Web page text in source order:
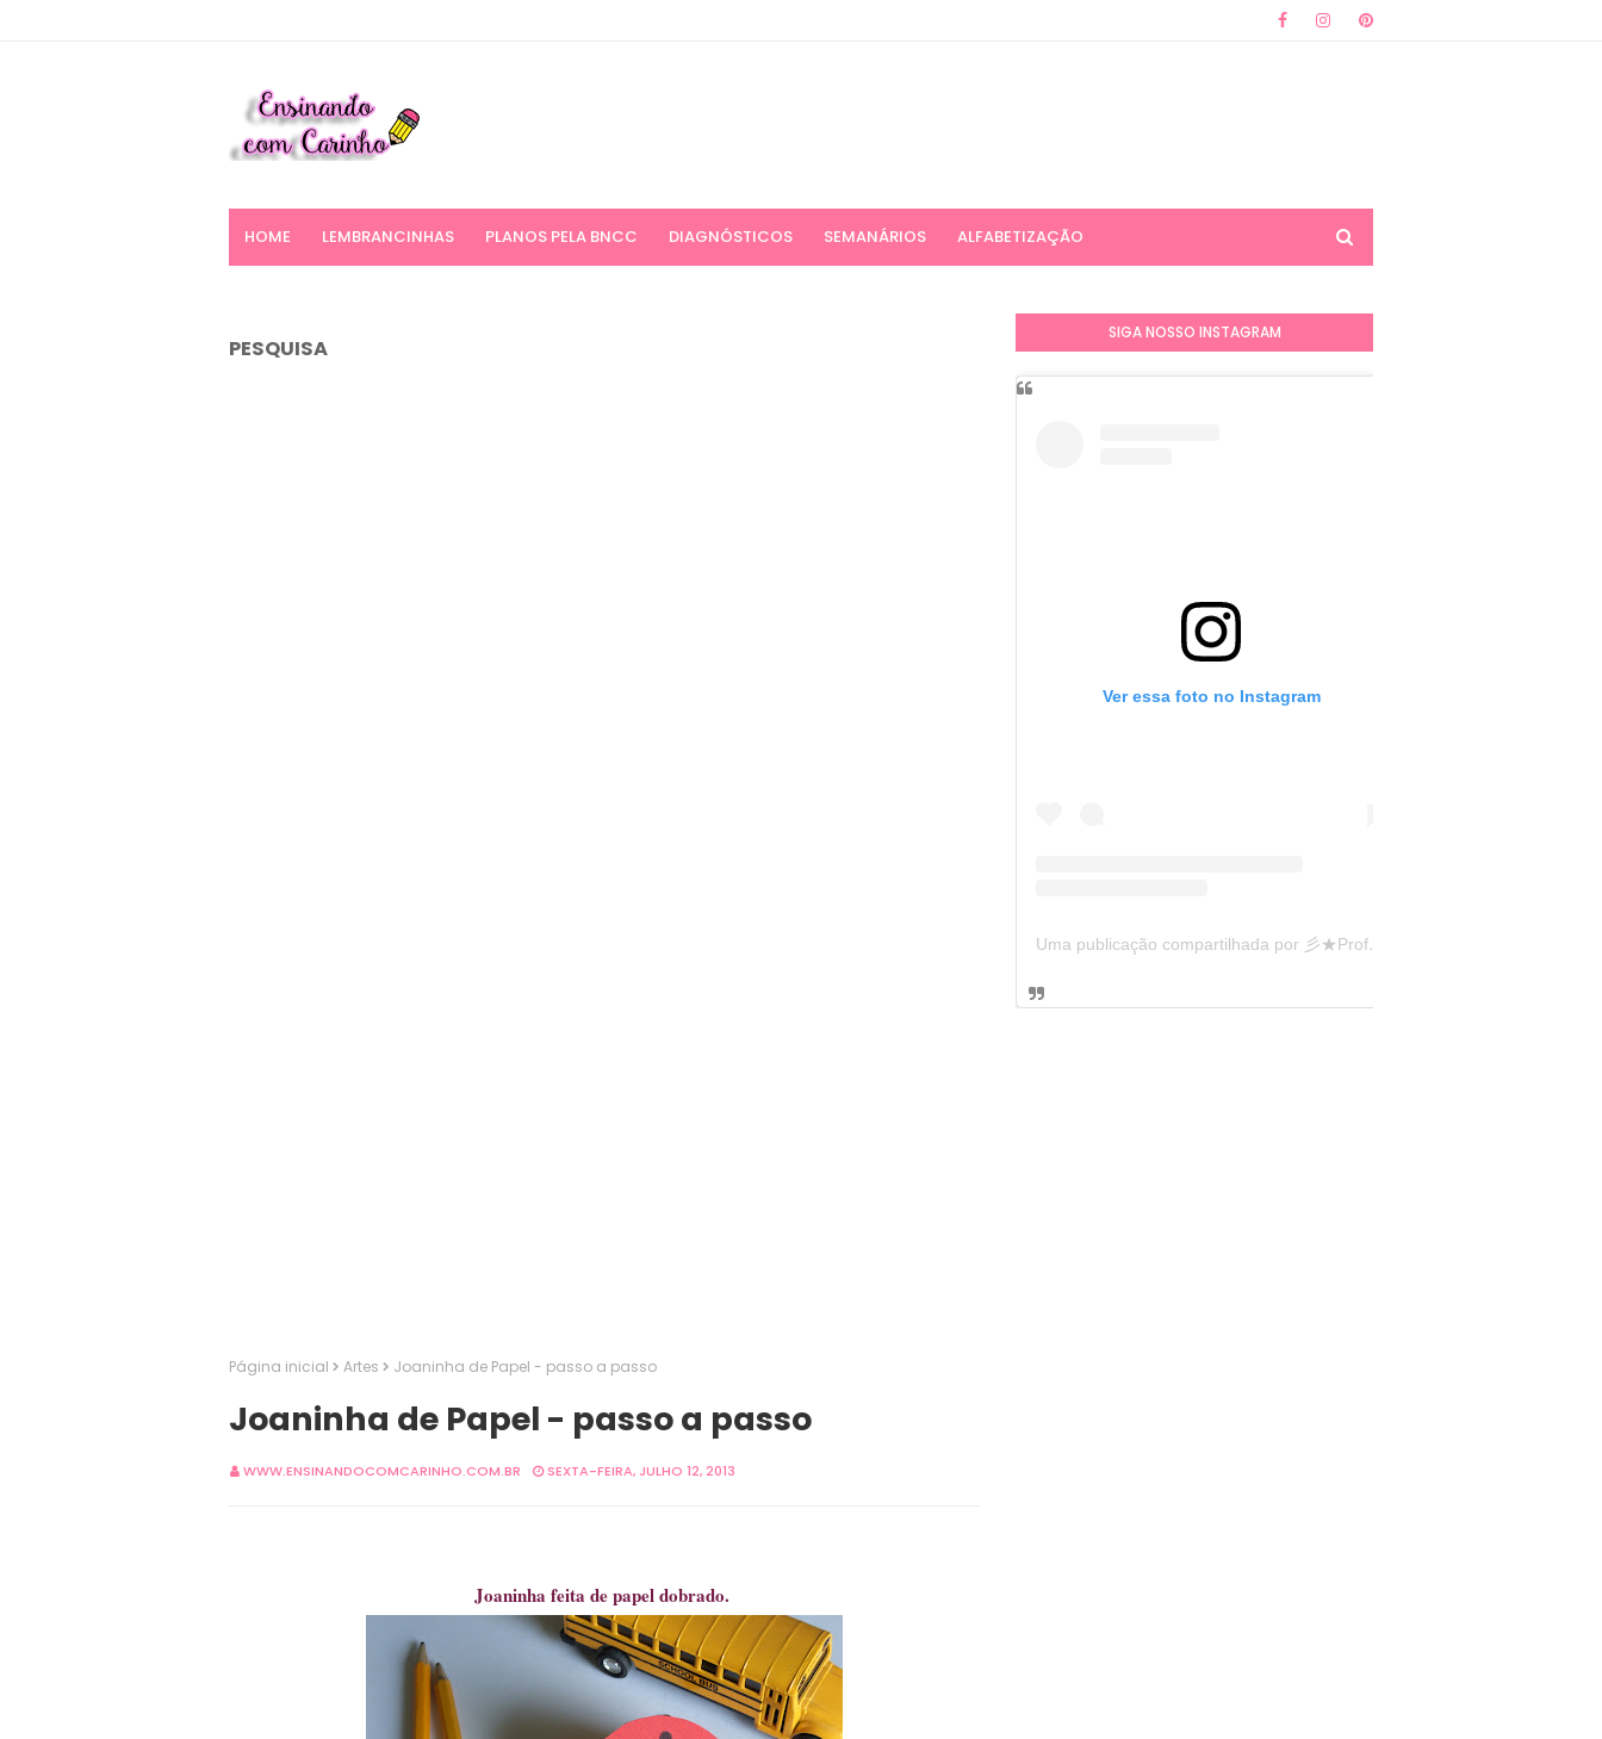
HOME LEMBRANCINHAS PLANOS PELA BNCC DIAGNÓSTICOS SEMANÁRIOS ALFABETIZAÇÃO
PESQUISA
Página inicial Artes Joaninha de Papel - passo a passo
Joaninha de Papel - passo a passo
WWW.ENSINANDOCOMCARINHO.COM.BR SEXTA-FEIRA, JULHO 12, 2013
Joaninha feita de papel dobrado.
SIGA NOSSO INSTAGRAM
Ver essa foto no Instagram
Uma publicação compartilhada por 彡★Professora: Valéria·.¸¸.· (@ensinandocomcarinho)